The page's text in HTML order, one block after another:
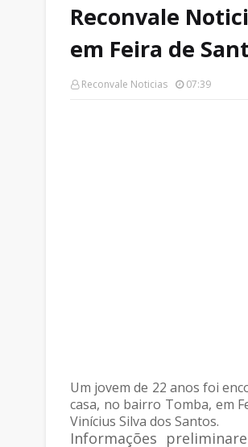
Reconvale
em Feira de
Reconvale Noticias 07:39
Um jovem de 22 anos foi
casa, no bairro Tomba, em
Vinícius Silva dos Santos.
Informações